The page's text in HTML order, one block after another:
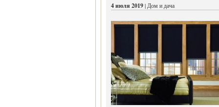
4 июля 2019| Дом и дача